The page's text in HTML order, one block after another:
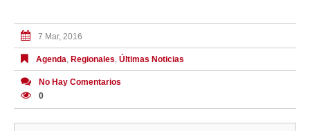
7 Mar, 2016
Agenda, Regionales, Últimas Noticias
No Hay Comentarios
0